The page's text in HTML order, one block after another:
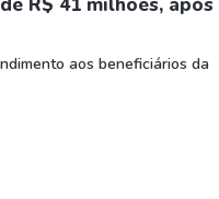
aos beneficiários da